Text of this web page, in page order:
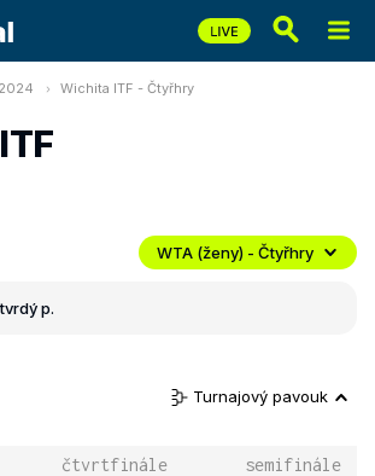
Wichita ITF - Čtyřhry
WTA (ženy) - Čtyřhry
tvrdý p.
Turnajový pavouk
čtvrtfinále semifinále